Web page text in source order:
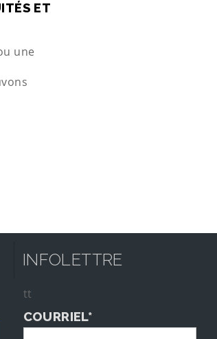
ET
une
INFOLETTRE
tt
COURRIEL*